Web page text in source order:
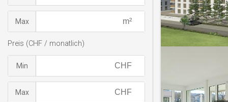
Max
Preis (CHF / monatlich)
Min
Max